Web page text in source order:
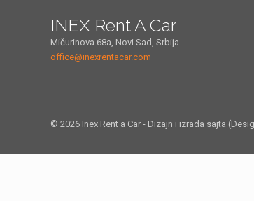
INEX Rent A Car
Mičurinova 68a, Novi Sad, Srbija
office@inexrentacar.com
© 2026 Inex Rent a Car - Dizajn i izrada sajta